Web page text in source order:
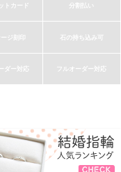
トカード 分割払い
ジ刻印 石の持ち込み可
ダー対応 フルオーダー対応